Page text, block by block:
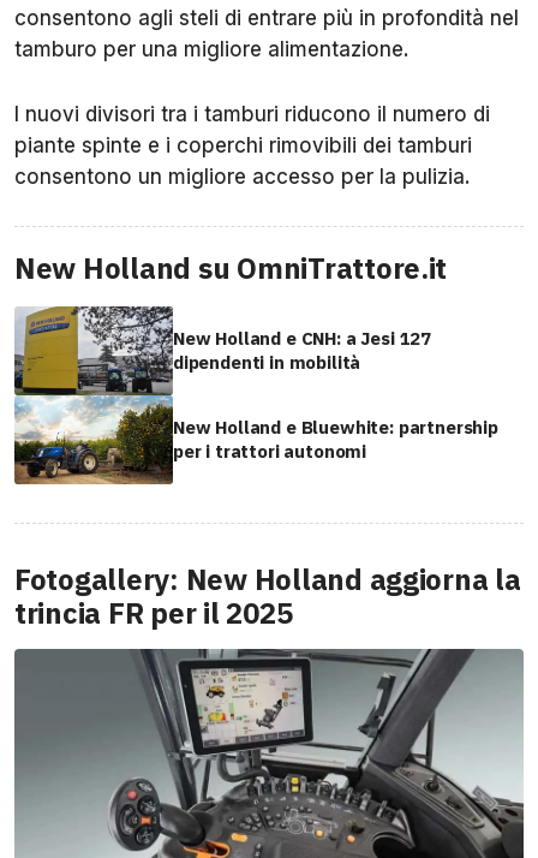
consentono agli steli di entrare più in profondità nel
tamburo per una migliore alimentazione.
I nuovi divisori tra i tamburi riducono il numero di
piante spinte e i coperchi rimovibili dei tamburi
consentono un migliore accesso per la pulizia.
New Holland su OmniTrattore.it
New Holland e CNH: a Jesi 127
dipendenti in mobilità
New Holland e Bluewhite: partnership
per i trattori autonomi
Fotogallery: New Holland aggiorna la
trincia FR per il 2025